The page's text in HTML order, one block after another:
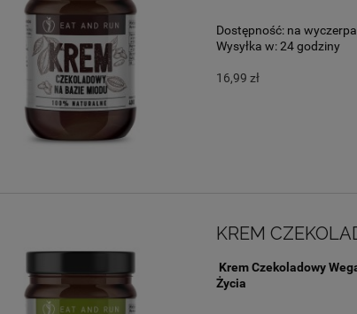
Dostępność: na
Wysyłka w:24 godziny
16,99 zł
KREM
Krem Czekoladowy
Życia